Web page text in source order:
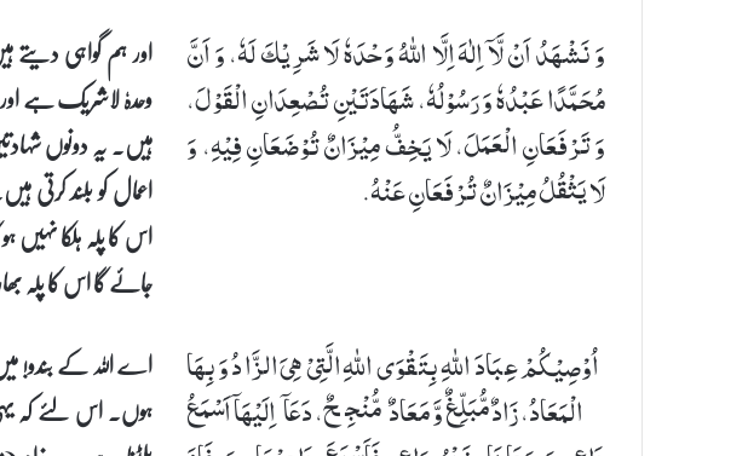
وَ نَشْهَدُ اَنْ لَّاۤ اِلٰهَ اِلَّا اللهُ وَحْدَهٗ لَا شَرِیْكَ لَهٗ، وَ اَنَّ
مُحَمَّدًا عَبْدُهٗ وَ رَسُوْلُهٗ، شَهَادَتَیْنِ تُصْعِدَانِ الْقَوْلَ،
وَ تَرْفَعَانِ الْعَمَلَ، لَا یَخِفُّ مِیْزَانٌ تُوْضَعَانِ فِیْهِ، وَ
لَا یَثْقُلُ مِیْزَانٌ تُرْفَعَانِ عَنْهُ.
اور ہم گواہی دیتے
وحدہٗ لاشریک ہے
ہیں۔ یہ دونوں
اعمال کو بلند کرتی
اس کا پلہ ہلکا
جائے گا اس کا پلہ
اُوْصِیْكُمْ عِبَادَ اللهِ بِتَقْوَی اللهِ الَّتِیْ هِیَ الزَّادُ وَ بِهَا
الْمَعَادُ، زَادٌ مُّبَلِّغٌ وَّ مَعَادٌ مُّنْجِحٌ، دَعَاۤ اِلَیْهَاۤ اَسْمَعُ
اے اللہ کے بندو!
ہوں۔ اس لئے کہ